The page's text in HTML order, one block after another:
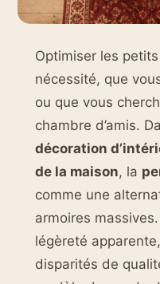
Optimiser les
nécessité, que
ou que vous
chambre d’amis.
décoration
de la maison, la
comme une
armoires
légèreté
disparités de